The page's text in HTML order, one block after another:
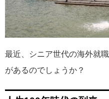
最近、シニア世代の海外就
があるのでしょうか？